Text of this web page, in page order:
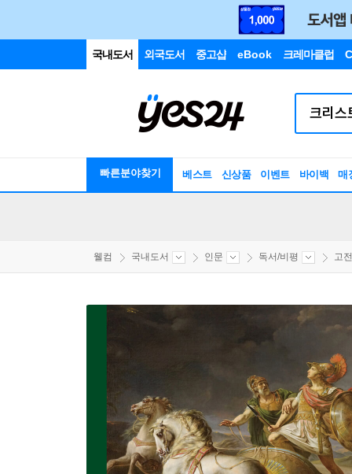
국내도서 외국도서 중고샵 eBook 크레마클럽
빠른분야찾기 베스트 신상품 이벤트 바이백 매
웰컴 국내도서 인문 독서/비평 고